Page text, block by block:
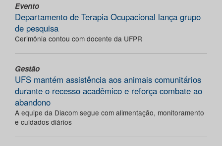
Evento
Departamento de Terapia Ocupacional lança grupo
de pesquisa
Cerimônia contou com docente da UFPR
Gestão
UFS mantém assistência aos animais comunitários
durante o recesso acadêmico e reforça combate ao
abandono
A equipe da Diacom segue com alimentação, monitoramento
e cuidados diários